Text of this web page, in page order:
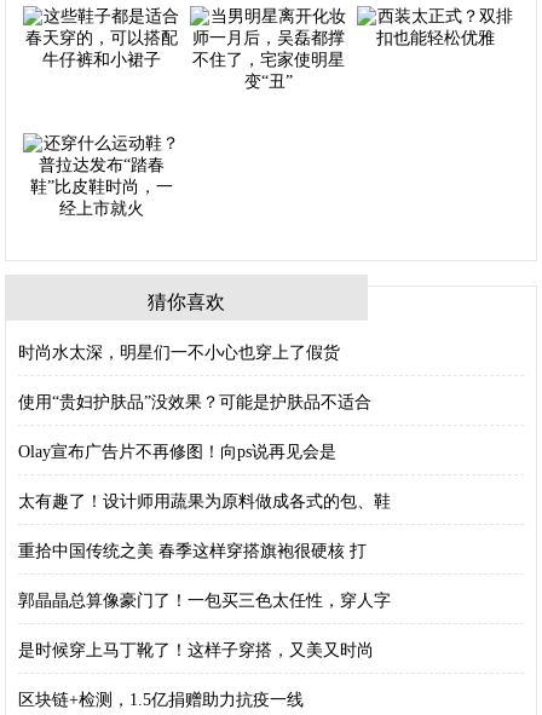
猜你喜欢
时尚水太深，明星们一不小心也穿上了假货
使用“贵妇护肤品”没效果？可能是护肤品不适合
Olay宣布广告片不再修图！向ps说再见会是
太有趣了！设计师用蔬果为原料做成各式的包、鞋
重拾中国传统之美 春季这样穿搭旗袍很硬核 打
郭晶晶总算像豪门了！一包买三色太任性，穿人字
是时候穿上马丁靴了！这样子穿搭，又美又时尚
区块链+检测，1.5亿捐赠助力抗疫一线